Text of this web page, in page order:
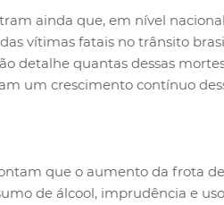
ainda que, em nível
vítimas fatais no trânsito
detalhe quantas dessas
um crescimento contínuo
que o aumento da frota
de álcool, imprudência e